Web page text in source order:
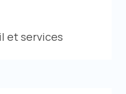
et services